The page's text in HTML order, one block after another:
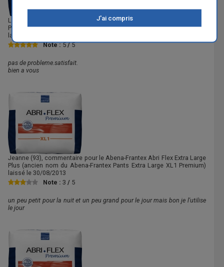
Louis
(41), commentaire pour le Abena-Frantex Abri Flex Extra Large
Plus (ancien nom du Abena-Frantex Pants Extra Large XL1 Premium)
laissé le
Note :5/5
pas de probleme.satisfait.
bien a vous
Jeanne (93), commentaire pour le Abena-Frantex Abri Flex Extra Large
Plus (ancien nom du Abena-Frantex Pants Extra Large XL1 Premium)
laissé le 30/08/2013
Note : 3 / 5
un peu petit pour la nuit et un peu grand pour le jour mais bon je l'utilise
le jour
J'ai compris